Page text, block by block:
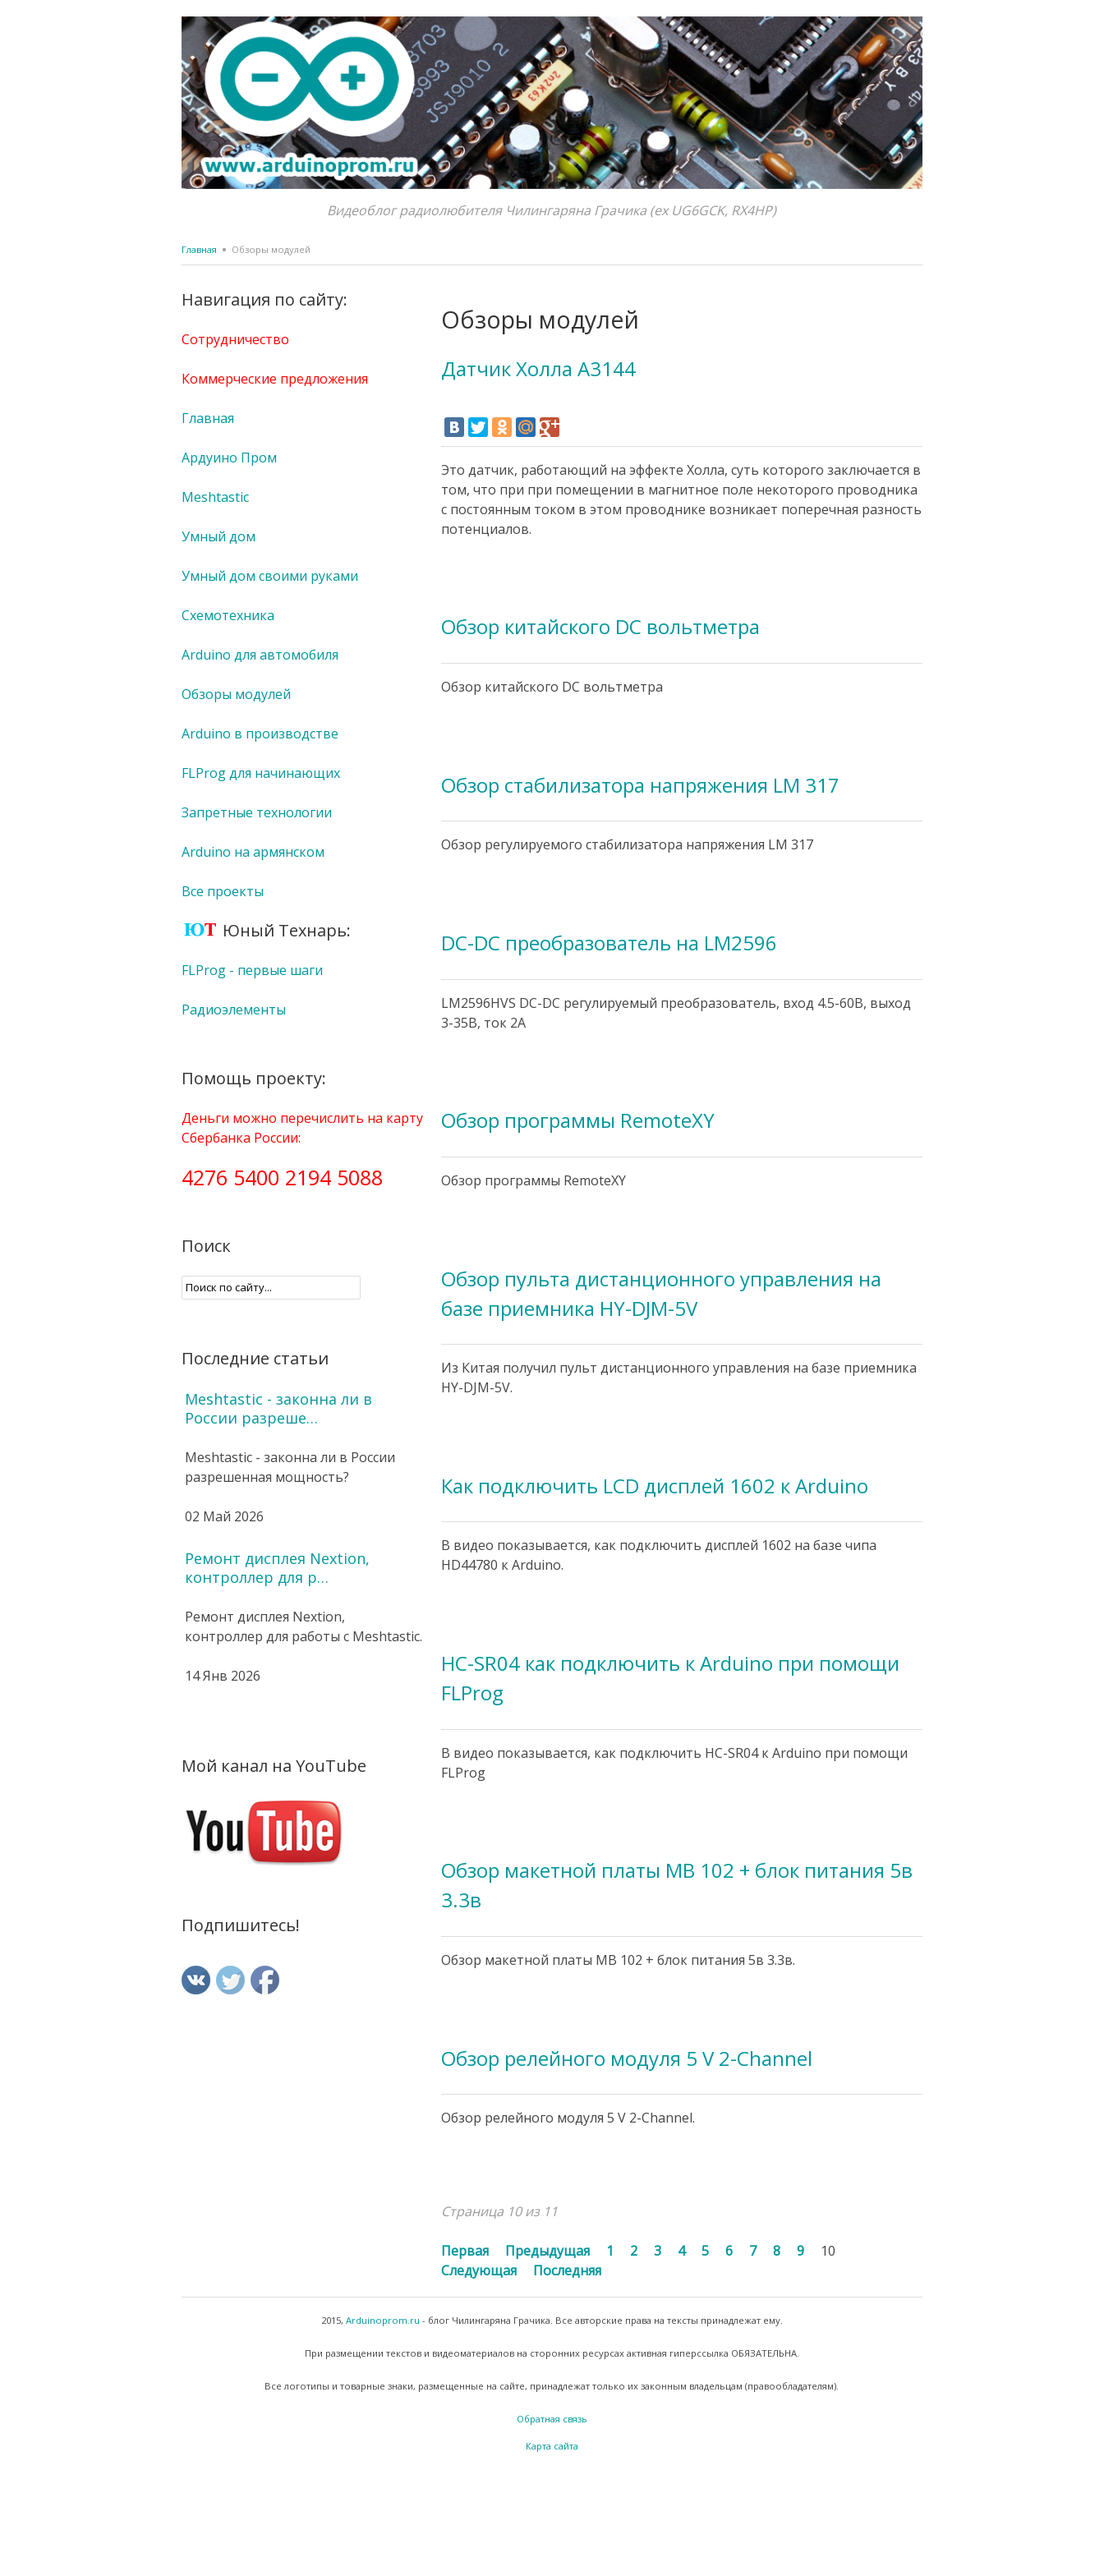
Видеоблог радиолюбителя Чилингаряна Грачика (ex UG6GCK, RX4HP)
Главная Обзоры модулей
Обзоры модулей
Датчик Холла A3144
Это датчик, работающий на эффекте Холла, суть которого заключается в
том, что при при помещении в магнитное поле некоторого проводника
с постоянным током в этом проводнике возникает поперечная разность
потенциалов.
Обзор китайского DC вольтметра
Обзор китайского DC вольтметра
Обзор стабилизатора напряжения LM 317
Обзор регулируемого стабилизатора напряжения LM 317
DC-DC преобразователь на LM2596
LM2596HVS DC-DC регулируемый преобразователь, вход 4.5-60В, выход
3-35В, ток 2А
Обзор программы RemoteXY
Обзор программы RemoteXY
Обзор пульта дистанционного управления на
базе приемника HY-DJM-5V
Из Китая получил пульт дистанционного управления на базе приемника
HY-DJM-5V.
Как подключить LCD дисплей 1602 к Arduino
В видео показывается, как подключить дисплей 1602 на базе чипа
HD44780 к Arduino.
HC-SR04 как подключить к Arduino при помощи
FLProg
В видео показывается, как подключить HC-SR04 к Arduino при помощи
FLProg
Обзор макетной платы МВ 102 + блок питания 5в
3.3в
Обзор макетной платы МВ 102 + блок питания 5в 3.3в.
Обзор релейного модуля 5 V 2-Channel
Обзор релейного модуля 5 V 2-Channel.
Страница 10 из 11
Первая Предыдущая 1 2 3 4 5 6 7 8 9
10
Следующая
Последняя
Навигация по сайту:
Сотрудничество
Коммерческие предложения
Главная
Ардуино Пром
Meshtastic
Умный дом
Умный дом своими руками
Схемотехника
Arduino для автомобиля
Обзоры модулей
Arduino в производстве
FLProg для начинающих
Запретные технологии
Arduino на армянском
Все проекты
Юный Технарь:
FLProg - первые шаги
Радиоэлементы
Помощь проекту:
Деньги можно перечислить на карту
Сбербанка России:
4276 5400 2194 5088
Поиск
Последние статьи
Meshtastic - законна ли в
России разреше…
Meshtastic - законна ли в России
разрешенная мощность?
02 Май 2026
Ремонт дисплея Nextion,
контроллер для р…
Ремонт дисплея Nextion,
контроллер для работы с Meshtastic.
14 Янв 2026
Мой канал на YouTube
Подпишитесь!
2015, Arduinoprom.ru - блог Чилингаряна Грачика. Все авторские права на тексты принадлежат ему.
При размещении текстов и видеоматериалов на сторонних ресурсах активная гиперссылка ОБЯЗАТЕЛЬНА.
Все логотипы и товарные знаки, размещенные на сайте, принадлежат только их законным владельцам (правообладателям).
Обратная связь
Карта сайта